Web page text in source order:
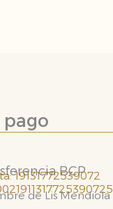
BCP
19131772539072
de Lis Mendiola